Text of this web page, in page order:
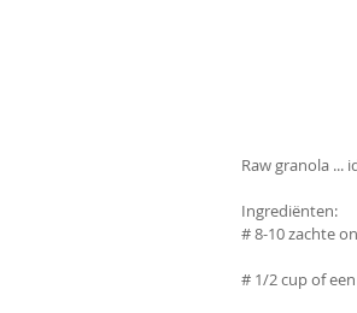
Raw granola ...
Ingrediënten:
# 8-10 zachte
# 1/2 cup of